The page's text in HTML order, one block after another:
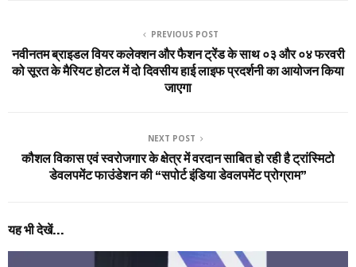
PREVIOUS POST
नवीनतम ब्राइडल वियर कलेक्शन और फैशन ट्रेंड के साथ ०३ और ०४ फरवरी
को सूरत के मैरियट होटल में दो दिवसीय हाई लाइफ प्रदर्शनी का आयोजन किया
जाएगा
NEXT POST
कौशल विकास एवं स्वरोजगार के क्षेत्र में वरदान साबित हो रही है ट्रांस्मिटो
डेवलपमेंट फाउंडेशन की “सपोर्ट इंडिया डेवलपमेंट प्रोग्राम”
यह भी देखें...